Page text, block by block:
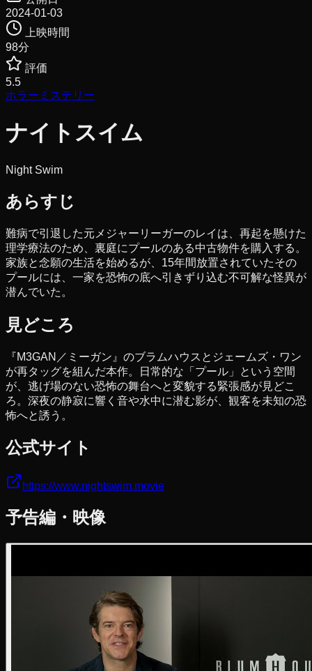
2024-01-03
上映時間
98分
評価
5.5
ホラー ミステリー
ナイトスイム
Night Swim
あらすじ
難病で引退した元メジャーリーガーのレイは、再起を懸けた
理学療法のため、裏庭にプールのある中古物件を購入する。
家族と念願の生活を始めるが、15年間放置されていたその
プールには、一家を恐怖の底へ引きずり込む不可解な怪異が
潜んでいた。
見どころ
『M3GAN／ミーガン』のブラムハウスとジェームズ・ワン
が再タッグを組んだ本作。日常的な「プール」という空間
が、逃げ場のない恐怖の舞台へと変貌する緊張感が見どこ
ろ。深夜の静寂に響く音や水中に潜む影が、観客を未知の恐
怖へと誘う。
公式サイト
https://www.nightswim.movie
予告編・映像